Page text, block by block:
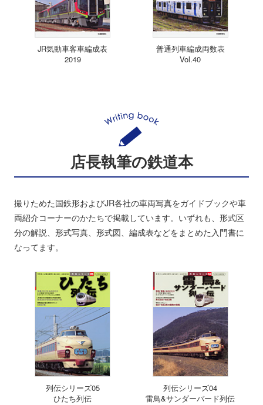
JR気動車客車編成表
2019
普通列車編成両数表
Vol.40
店長執筆の鉄道本
撮りためた国鉄形およびJR各社の車両写真をガイドブックや車
両紹介コーナーのかたちで掲載しています。いずれも、形式区
分の解説、形式写真、形式図、編成表などをまとめた入門書に
なってます。
列伝シリーズ05
ひたち列伝
列伝シリーズ04
雷鳥&サンダーバード列伝